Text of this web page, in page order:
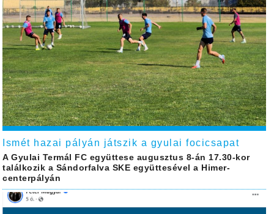
Ismét hazai pályán játszik a gyulai focicsapat
A Gyulai Termál FC együttese augusztus 8-án 17.30-kor
találkozik a Sándorfalva SKE együttesével a Himer-
centerpályán